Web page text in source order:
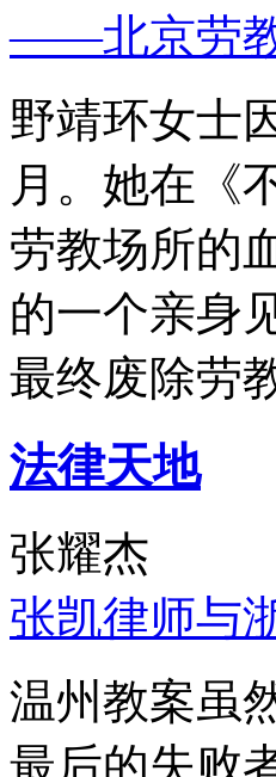
——北京劳
野靖环女士
月。她在《
劳教场所的
的一个亲身
最终废除劳
法律天地
张耀杰
张凯律师与
温州教案虽
最后的失败